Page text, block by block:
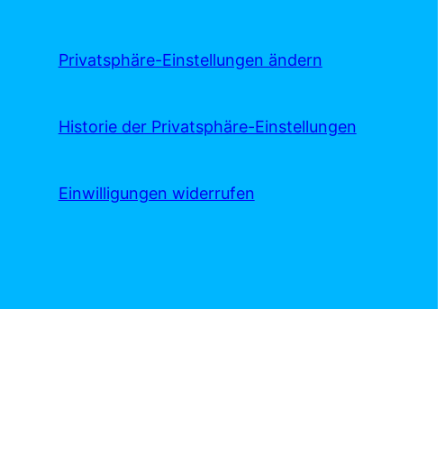
Privatsphäre-Einstellungen ändern
Historie der Privatsphäre-Einstellungen
Einwilligungen widerrufen